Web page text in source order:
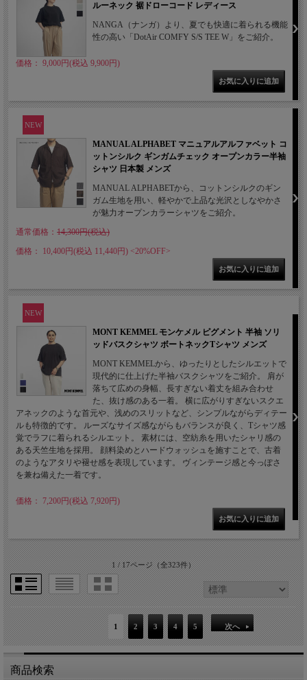
ルーネック 裾ドローコード レディース
NANGA（ナンガ）より、夏でも快適に着られる機能
性の高い「DotAir COMFY S/S TEE W」をご紹介。
価格： 9,000円(税込 9,900円)
NEW
MANUAL ALPHABET マニュアルアルファベット コ
ットンシルク ギンガムチェック オープンカラー半袖
シャツ 日本製 メンズ
MANUAL ALPHABETから、コットンシルクのギン
ガム生地を用い、軽やかで上品な光沢としなやかさ
が魅力オープンカラーシャツをご紹介。
通常価格： 14,300円(税込)
価格： 10,400円(税込 11,440円) <20%OFF>
NEW
MONT KEMMEL モンケメル ピグメント 半袖 ソリ
ッドバスクシャツ ボートネックTシャツ メンズ
MONT KEMMELから、ゆったりとしたシルエットで
現代的に仕上げた半袖バスクシャツをご紹介。 肩が
落ちて広めの身幅、長すぎない着丈を組み合わせ
た、抜け感のある一着。 横に広がりすぎないスクエ
アネックのような首元や、浅めのスリットなど、シンプルながらディテー
ルも特徴的です。 ルーズなサイズ感ながらもバランスが良く、Tシャツ感
覚でラフに着られるシルエット。 素材には、空紡糸を用いたシャリ感の
ある天竺生地を採用。 顔料染めとハードウォッシュを施すことで、古着
のようなアタリや褪せ感を表現しています。 ヴィンテージ感と今っぽさ
を兼ね備えた一着です。
価格： 7,200円(税込 7,920円)
1 / 17ページ（全323件）
1 2 3 4 5 次へ
商品検索